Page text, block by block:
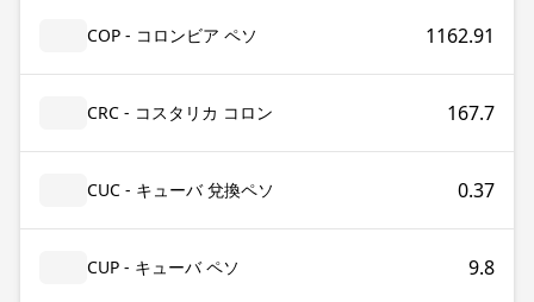
COP - コロンビア ペソ 1162.91
CRC - コスタリカ コロン 167.7
CUC - キューバ 兌換ペソ 0.37
CUP - キューバ ペソ 9.8